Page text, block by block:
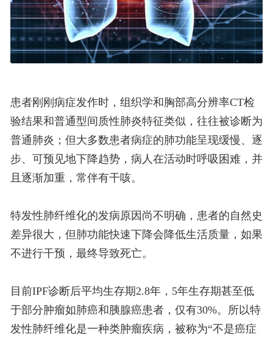
患者刚刚病症发作时，组织学和胸部高分辨率CT检
验结果和普通型间质性肺炎特征类似，往往被诊断为
普通肺炎；但大多数患者病症的肺功能呈现缓慢、逐
步、可预见地下降趋势，病人在活动时呼吸困难，并
且逐渐加重，常伴有干咳。
特发性肺纤维化的发病原因尚不明确，患者的自然史
差异很大，但肺功能快速下降会降低生活质量，如果
不进行干预，最终导致死亡。
目前IPF诊断后平均生存期2.8年，5年生存期甚至低
于部分肿瘤如肺癌和胰腺癌患者，仅有30%。所以特
发性肺纤维化是一种类肿瘤疾病，被称为“不是癌症